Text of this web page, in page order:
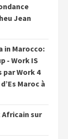
Jean
in Marocco:
- Work IS
par Work 4
Maroc à
Africain sur